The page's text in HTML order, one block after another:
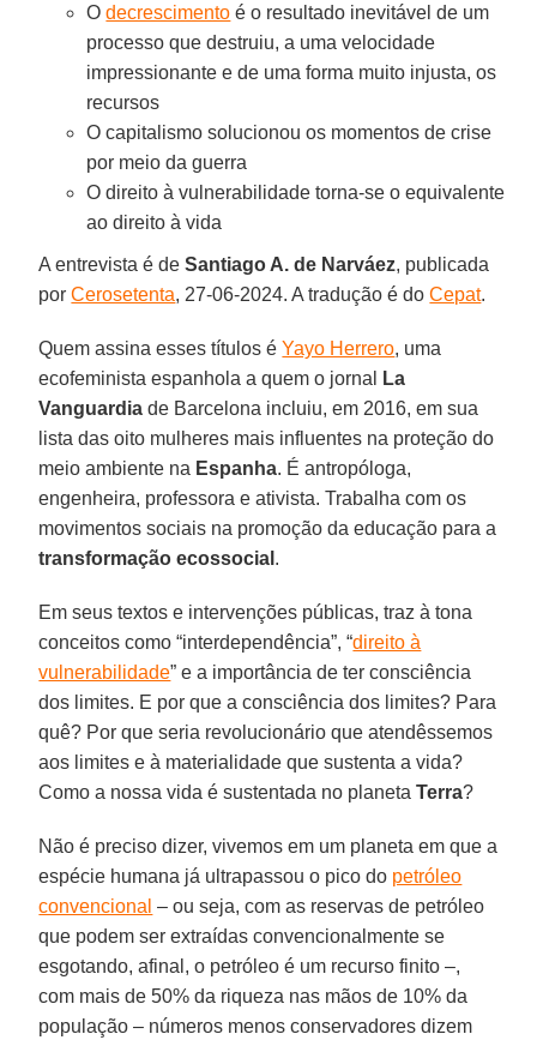
Odecrescimento é o resultado inevitável de um
processo que destruiu, a uma velocidade
impressionante e de uma forma muito injusta, os
recursos
O capitalismo solucionou os momentos de crise
por meio da guerra
O direito à vulnerabilidade torna-se o equivalente
ao direito à vida
A entrevista é deSantiago A. de Narváez, publicada
porCerosetenta, 27-06-2024. A tradução é doCepat.
Quem assina esses títulos éYayo Herrero, uma
ecofeminista espanhola a quem o jornal
La
Vanguardia de Barcelona incluiu, em 2016, em sua
lista das oito mulheres mais influentes na proteção do
meio ambiente na Espanha. É antropóloga,
engenheira, professora e ativista. Trabalha com os
movimentos sociais na promoção da educação para a
transformação ecossocial .
Em seus textos e intervenções públicas, traz à tona
conceitos como “interdependência”, “direito à
vulnerabilidade” e a importância de ter consciência
dos limites. E por que a consciência dos limites? Para
quê? Por que seria revolucionário que atendêssemos
aos limites e à materialidade que sustenta a vida?
Como a nossa vida é sustentada no planetaTerra?
Não é preciso dizer, vivemos em um planeta em que a
espécie humana já ultrapassou o pico do petróleo
convencional – ou seja, com as reservas de petróleo
que podem ser extraídas convencionalmente se
esgotando, afinal, o petróleo é um recurso finito –,
com mais de 50% da riqueza nas mãos de 10% da
população – números menos conservadores dizem